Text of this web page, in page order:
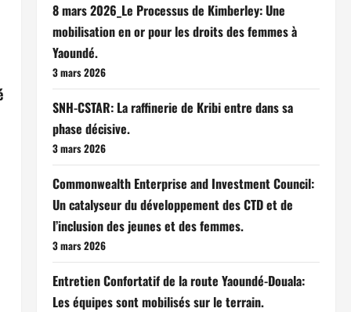
8 mars 2026_Le Processus de Kimberley: Une
mobilisation en or pour les droits des femmes à
Yaoundé.
3 mars 2026
SNH-CSTAR: La raffinerie de Kribi entre dans sa
phase décisive.
3 mars 2026
Commonwealth Enterprise and Investment Council:
Un catalyseur du développement des CTD et de
l’inclusion des jeunes et des femmes.
3 mars 2026
Entretien Confortatif de la route Yaoundé-Douala:
Les équipes sont mobilisés sur le terrain.